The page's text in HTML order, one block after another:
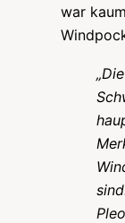
war
„